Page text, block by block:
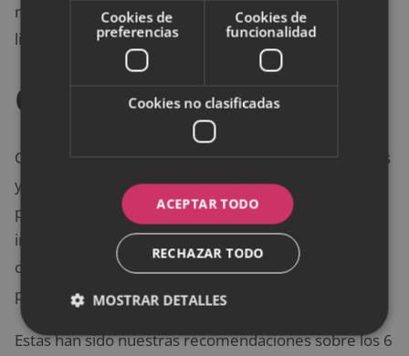
no debemos olvidar bajo ningún concepto que la
limpieza facial cada noche es imprescindible.
Conclusión
Como has podido comprobar, muchas de las técnicas
y hábitos que adquirimos al utilizar los productos
para maquillarnos no favorecen nuestro aspecto. Es
importante saber cómo emplear correctamente los
cosméticos de belleza para sacarles el máximo
partido.
Estas han sido nuestras recomendaciones sobre los 6
Cookies de
preferencias
Cookies de
funcionalidad
Cookies no clasificadas
ACEPTAR TODO
RECHAZAR TODO
MOSTRAR DETALLES